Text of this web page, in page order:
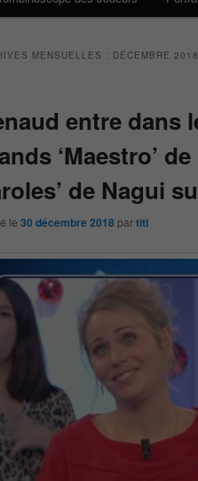
MENSUELLES : DÉCEMBRE 2018
entre dans
‘Maestro’
de Nagui
le 30 décembre 2018 partiti